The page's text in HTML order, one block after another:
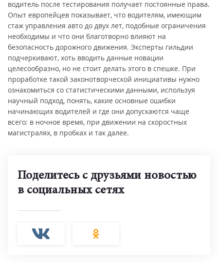
водитель после тестирования получает постоянные права.
Опыт европейцев показывает, что водителям, имеющим
стаж управления авто до двух лет, подобные ограничения
необходимы и что они благотворно влияют на
безопасность дорожного движения. Эксперты гильдии
подчеркивают, хоть вводить данные новации
целесообразно, но не стоит делать этого в спешке. При
проработке такой законотворческой инициативы нужно
ознакомиться со статистическими данными, используя
научный подход, понять, какие основные ошибки
начинающих водителей и где они допускаются чаще
всего: в ночное время, при движении на скоростных
магистралях, в пробках и так далее.
Поделитесь с друзьями новостью
в социальных сетях